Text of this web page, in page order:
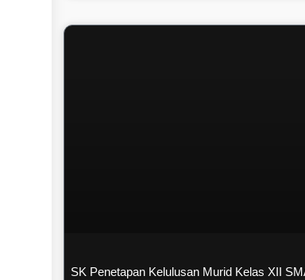
SK Penetapan Kelulusan Murid Kelas XII